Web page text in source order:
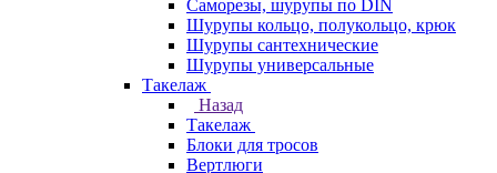
Саморезы, шурупы по DIN
Шурупы кольцо, полукольцо, крюк
Шурупы сантехнические
Шурупы универсальные
Такелаж
Назад
Такелаж
Блоки для тросов
Вертлюги